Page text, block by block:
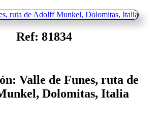
Ref: 81834
Valle de Funes, ruta de
Dolomitas, Italia